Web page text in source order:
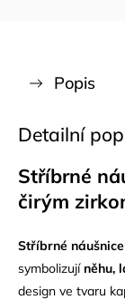
Popis
Detailní
Stříbrné
čirým
Stříbrné
symbolizujíněhu,
design ve tvaru